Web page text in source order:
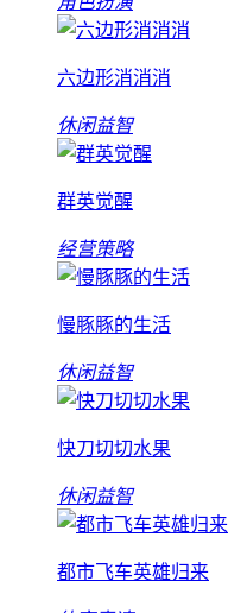
六边形消消消
休闲益智
群英觉醒
经营策略
慢豚豚的生活
休闲益智
快刀切切水果
休闲益智
都市飞车英雄归来